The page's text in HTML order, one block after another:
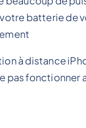
batterie de
à distance
pas fonctionner